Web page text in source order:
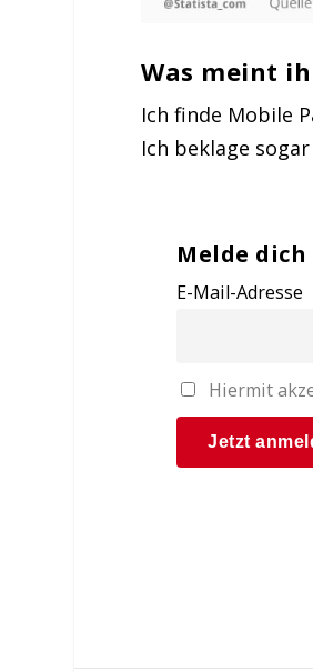
Was meint
Ich finde Mobile
Ich beklage
Melde
E-Mail-Adresse
Hiermit